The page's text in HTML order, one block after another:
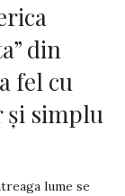
din
fel cu
și simplu
lume se